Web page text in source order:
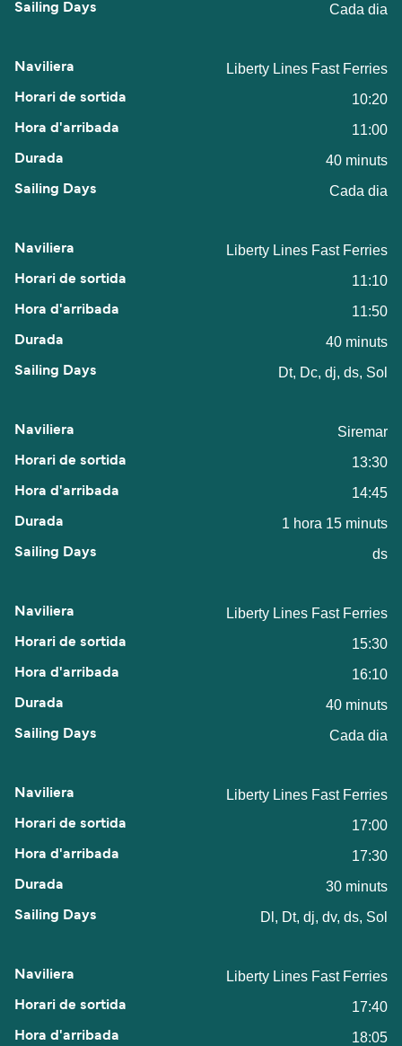
Cada dia
Liberty Lines Fast Ferries
10:20
11:00
40 minuts
Cada dia
Liberty Lines Fast Ferries
11:10
11:50
40 minuts
Dt, Dc, dj, ds, Sol
Siremar
13:30
14:45
1 hora 15 minuts
ds
Liberty Lines Fast Ferries
15:30
16:10
40 minuts
Cada dia
Liberty Lines Fast Ferries
17:00
17:30
30 minuts
Dl, Dt, dj, dv, ds, Sol
Liberty Lines Fast Ferries
17:40
18:05